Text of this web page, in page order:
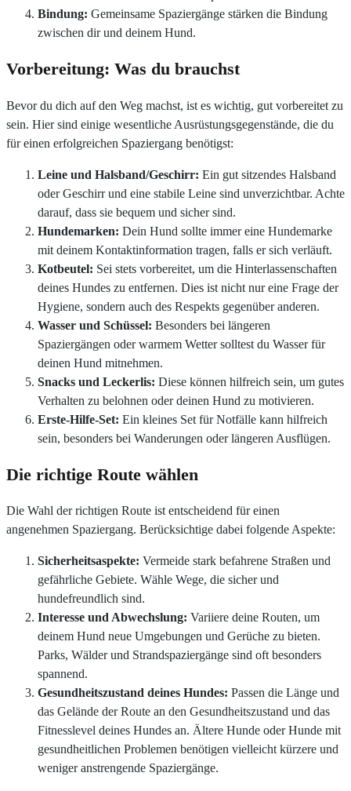
Bindung: Gemeinsame Spaziergänge stärken die Bindung
zwischen dir und deinem Hund.
Vorbereitung: Was du brauchst
Bevor du dich auf den Weg machst, ist es wichtig, gut vorbereitet zu
sein. Hier sind einige wesentliche Ausrüstungsgegenstände, die du
für einen erfolgreichen Spaziergang benötigst:
Leine und Halsband/Geschirr: Ein gut sitzendes Halsband
oder Geschirr und eine stabile Leine sind unverzichtbar. Achte
darauf, dass sie bequem und sicher sind.
Hundemarken: Dein Hund sollte immer eine Hundemarke
mit deinem Kontaktinformation tragen, falls er sich verläuft.
Kotbeutel: Sei stets vorbereitet, um die Hinterlassenschaften
deines Hundes zu entfernen. Dies ist nicht nur eine Frage der
Hygiene, sondern auch des Respekts gegenüber anderen.
Wasser und Schüssel: Besonders bei längeren
Spaziergängen oder warmem Wetter solltest du Wasser für
deinen Hund mitnehmen.
Snacks und Leckerlis: Diese können hilfreich sein, um gutes
Verhalten zu belohnen oder deinen Hund zu motivieren.
Erste-Hilfe-Set: Ein kleines Set für Notfälle kann hilfreich
sein, besonders bei Wanderungen oder längeren Ausflügen.
Die richtige Route wählen
Die Wahl der richtigen Route ist entscheidend für einen
angenehmen Spaziergang. Berücksichtige dabei folgende Aspekte:
Sicherheitsaspekte: Vermeide stark befahrene Straßen und
gefährliche Gebiete. Wähle Wege, die sicher und
hundefreundlich sind.
Interesse und Abwechslung: Variiere deine Routen, um
deinem Hund neue Umgebungen und Gerüche zu bieten.
Parks, Wälder und Strandspaziergänge sind oft besonders
spannend.
Gesundheitszustand deines Hundes: Passen die Länge und
das Gelände der Route an den Gesundheitszustand und das
Fitnesslevel deines Hundes an. Ältere Hunde oder Hunde mit
gesundheitlichen Problemen benötigen vielleicht kürzere und
weniger anstrengende Spaziergänge.